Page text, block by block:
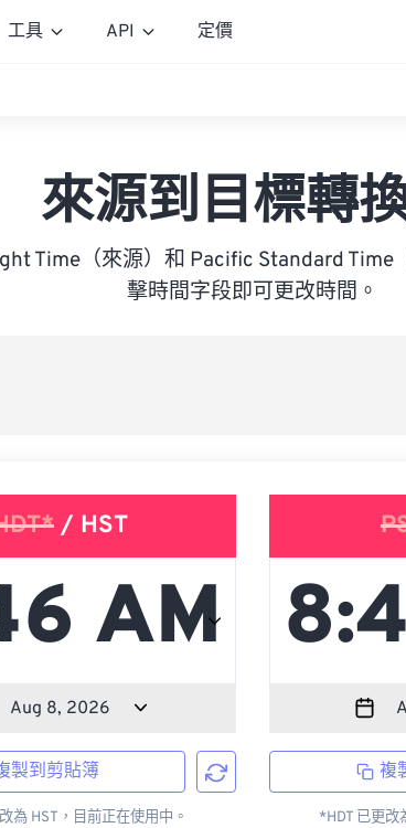
工具 API 定價
來源到目標轉
Time（來源）和 Pacific Standard Time
擊時間字段即可更改時間。
/ HST
製到剪貼簿
為 HST，目前正在使用中。
複
*HDT 已更改